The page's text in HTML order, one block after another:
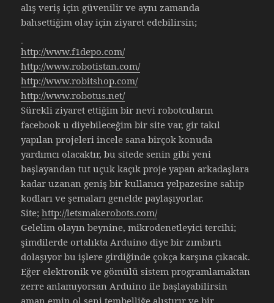
alış veriş için güvenilir ve aynı zamanda
bahsettiğim olay için ziyaret edebilirsin;
http://www.f1depo.com/
http://www.robotistan.com/
http://www.robitshop.com/
http://www.robotus.net/
Sürekli ziyaret ettiğim bir nevi robotcuların
facebook u diyebileceğim bir site var, gir takıl
yapılan projeleri incele sana birçok konuda
yardımcı olacaktır, bu sitede senin gibi yeni
başlayandan tut uçuk kaçık proje yapan arkadaşlara
kadar uzanan geniş bir kullanıcı yelpazesine sahip
kodları ve şemaları genelde paylaşıyorlar.
Site;http://letsmakerobots.com/
Gelelim olayın beynine, mikrodenetleyici tercihi;
şimdilerde ortalıkta Arduino diye bir zımbırtı
dolaşıyor bu işlere girdiğinde çokça karşına çıkacak.
Eğer elektronik ve gömülü sistem programlamaktan
zerre anlamıyorsan Arduino ile başlayabilirsin